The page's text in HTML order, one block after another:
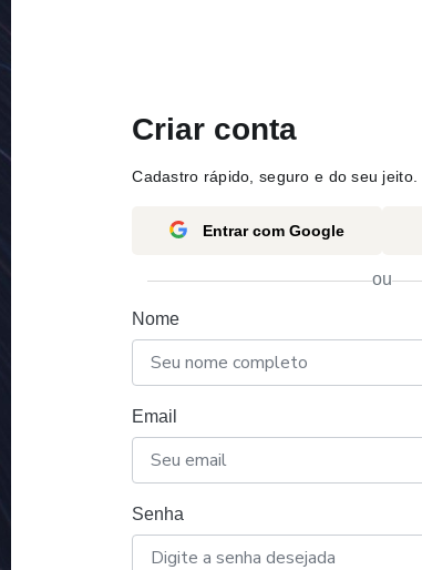
Criar conta
Cadastro rápido, seguro e do seu jeito.
Entrar com Google
ou
Nome
Email
Senha